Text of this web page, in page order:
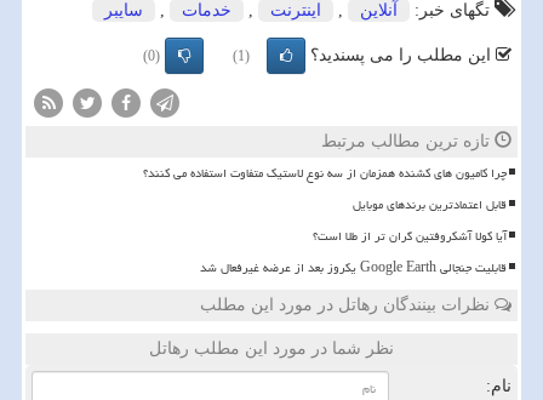
تگهای خبر:
آنلاین , اینترنت , خدمات , سایبر
این مطلب را می پسندید؟ (1)
(0)
تازه ترین مطالب مرتبط
چرا کامیون های کشنده همزمان از سه نوع لاستیک متفاوت استفاده می کنند؟
قابل اعتمادترین برندهای موبایل
آیا کولا آشکروفتین گران تر از طلا است؟
قابلیت جنجالی Google Earth یکروز بعد از عرضه غیرفعال شد
نظرات بینندگان رهاتل در مورد این مطلب
نظر شما در مورد این مطلب رهاتل
نام: